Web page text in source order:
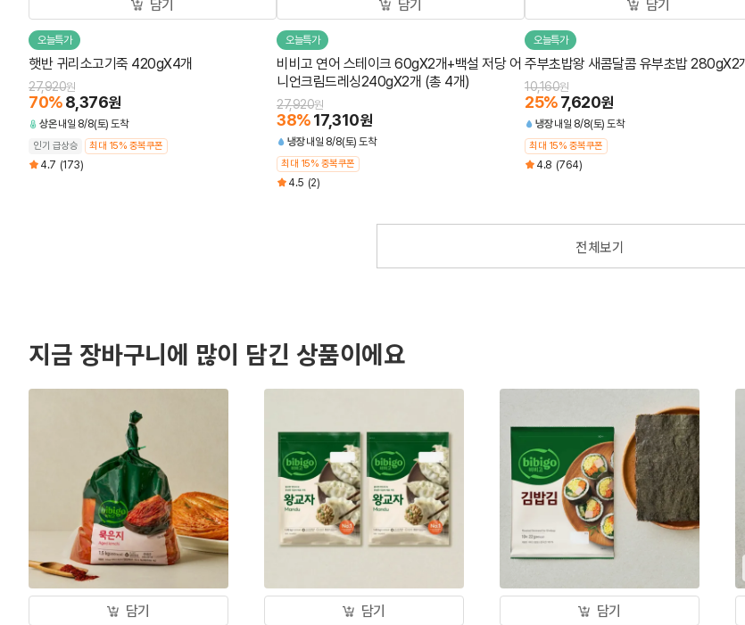
담기
오늘특가
햇반 귀리소고기죽 420gX4개
70%8,376원
27,920원
상온 내일 8/8(토) 도착
인기 급상승 최대 15% 중복쿠폰
4.7 (173)
담기
오늘특가
비비고 연어 스테이크 60gX2개+백설 저당 어
니언크림드레싱240gX2개 (총 4개)
38%17,310원
27,920원
냉장 내일 8/8(토) 도착
최대 15% 중복쿠폰
4.5 (2)
담기
오늘특가
주부초밥왕 새콤달콤 유부초밥 280gX2
25%7,620원
10,160원
냉장 내일 8/8(토) 도착
최대 15% 중복쿠폰
4.8 (764)
전체보기
지금 장바구니에 많이 담긴 상품이에요
담기 담기 담기